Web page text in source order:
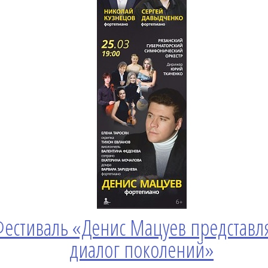
«Денис Мацуев
диалог поколений»